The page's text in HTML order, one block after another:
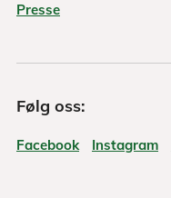
Presse
Følg oss:
Facebook Instagram